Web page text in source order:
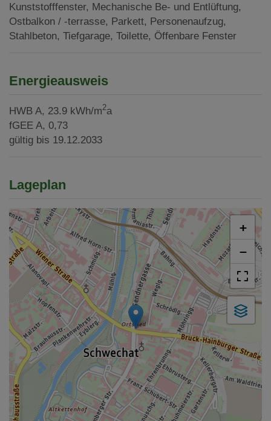
Kunststofffenster Mechanische Be- und Entlüftung
Ostbalkon / -terrasse Parkett Personenaufzug
Stahlbeton Tiefgarage Toilette Öffenbare Fenster
Energieausweis
HWB A, 23.9 kWh/m2a
fGEE A, 0,73
gültig bis 19.12.2033
Lageplan
+
−